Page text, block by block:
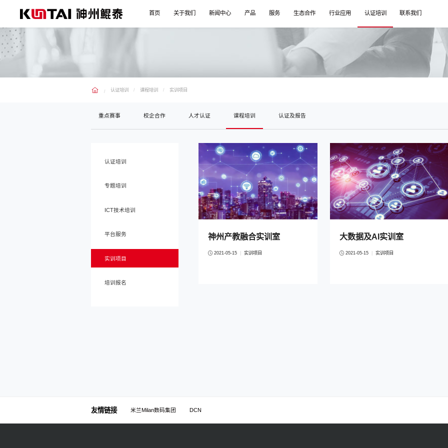
首页 关于我们 新闻中心 产品 服务 生态合作 行业应用 认证培训 联系我们
认证培训 课程培训 实训项目
重点赛事 校企合作 人才认证 课程培训 认证及报告
认证培训
专题培训
ICT技术培训
平台服务
实训项目
培训报名
神州产教融合实训室
2021-05-15 实训项目
大数据及AI实训室
2021-05-15 实训项目
友情链接 米兰Milan数码集团 DCN